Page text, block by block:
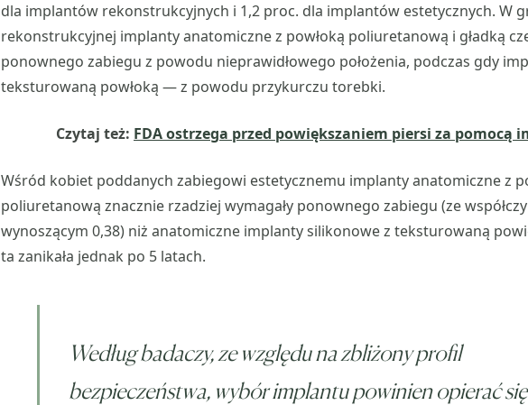
dla implantów rekonstrukcyjnych i 1,2 proc. dla implantów estetycznych. W
rekonstrukcyjnej implanty anatomiczne z powłoką poliuretanową i gładką
ponownego zabiegu z powodu nieprawidłowego położenia, podczas gdy
teksturowaną powłoką — z powodu przykurczu torebki.
Czytaj też: FDA ostrzega przed powiększaniem piersi za pomocą
Wśród kobiet poddanych zabiegowi estetycznemu implanty anatomiczne z
poliuretanową znacznie rzadziej wymagały ponownego zabiegu (ze
wynoszącym 0,38) niż anatomiczne implanty silikonowe z teksturowaną
ta zanikała jednak po 5 latach.
Według badaczy, ze względu na zbliżony profil
bezpieczeństwa, wybór implantu powinien opierać